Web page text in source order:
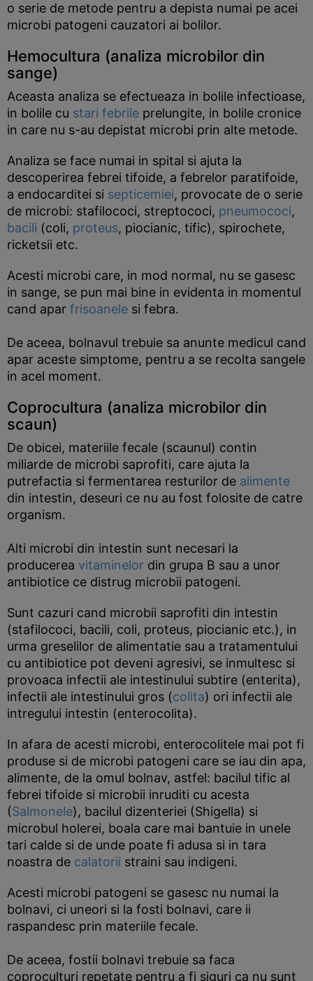
o serie de metode pentru a depista numai pe acei
microbi patogeni cauzatori ai bolilor.
Hemocultura (analiza microbilor din
sange)
Aceasta analiza se efectueaza in bolile infectioase,
in bolile cu stari febrile prelungite, in bolile cronice
in care nu s-au depistat microbi prin alte metode.
Analiza se face numai in spital si ajuta la
descoperirea febrei tifoide, a febrelor paratifoide,
a endocarditei si septicemiei, provocate de o serie
de microbi: stafilococi, streptococi, pneumococi,
bacili (coli, proteus, piocianic, tific), spirochete,
ricketsii etc.
Acesti microbi care, in mod normal, nu se gasesc
in sange, se pun mai bine in evidenta in momentul
cand apar frisoanele si febra.
De aceea, bolnavul trebuie sa anunte medicul cand
apar aceste simptome, pentru a se recolta sangele
in acel moment.
Coprocultura (analiza microbilor din
scaun)
De obicei, materiile fecale (scaunul) contin
miliarde de microbi saprofiti, care ajuta la
putrefactia si fermentarea resturilor de alimente
din intestin, deseuri ce nu au fost folosite de catre
organism.
Alti microbi din intestin sunt necesari la
producerea vitaminelor din grupa B sau a unor
antibiotice ce distrug microbii patogeni.
Sunt cazuri cand microbii saprofiti din intestin
(stafilococi, bacili, coli, proteus, piocianic etc.), in
urma greselilor de alimentatie sau a tratamentului
cu antibiotice pot deveni agresivi, se inmultesc si
provoaca infectii ale intestinului subtire (enterita),
infectii ale intestinului gros (colita) ori infectii ale
intregului intestin (enterocolita).
In afara de acesti microbi, enterocolitele mai pot fi
produse si de microbi patogeni care se iau din apa,
alimente, de la omul bolnav, astfel: bacilul tific al
febrei tifoide si microbii inruditi cu acesta
(Salmonele), bacilul dizenteriei (Shigella) si
microbul holerei, boala care mai bantuie in unele
tari calde si de unde poate fi adusa si in tara
noastra de calatorii straini sau indigeni.
Acesti microbi patogeni se gasesc nu numai la
bolnavi, ci uneori si la fosti bolnavi, care ii
raspandesc prin materiile fecale.
De aceea, fostii bolnavi trebuie sa faca
coproculturi repetate pentru a fi siguri ca nu sunt